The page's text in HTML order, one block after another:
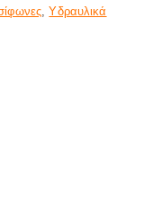
,Υδραυλικά